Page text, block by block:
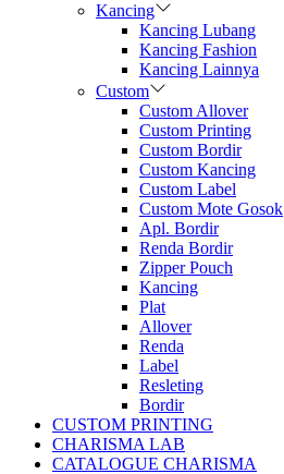
Kancing
Kancing Lubang
Kancing Fashion
Kancing Lainnya
Custom
Custom Allover
Custom Printing
Custom Bordir
Custom Kancing
Custom Label
Custom Mote Gosok
Apl. Bordir
Renda Bordir
Zipper Pouch
Kancing
Plat
Allover
Renda
Label
Resleting
Bordir
CUSTOM PRINTING
CHARISMA LAB
CATALOGUE CHARISMA